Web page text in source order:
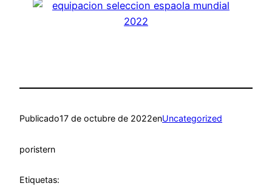
Publicado17 de octubre de 2022enUncategorized
poristern
Etiquetas: